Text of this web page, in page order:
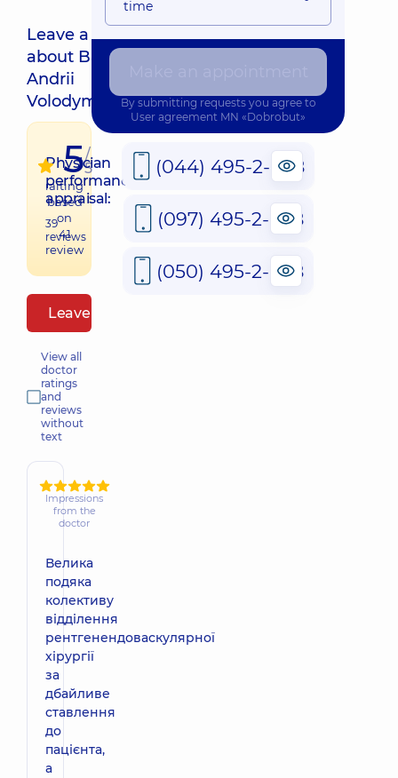
Leave a review
about Basatskyi
Andrii
Volodymyrovych
Physician
performance
appraisal:
39
reviews
5/
5
raiting
based
on
41
review
Leave a review
View all
doctor
ratings
and
reviews
without
text
Impressions
from the
doctor
Велика
подяка
колективу
відділення
рентгенендоваскулярної
хірургії
за
дбайливе
ставлення
до
пацієнта,
а
time
By submitting requests you agree to
User agreement MN «Dobrobut»
(044) 495-2-888
(097) 495-2-888
(050) 495-2-888